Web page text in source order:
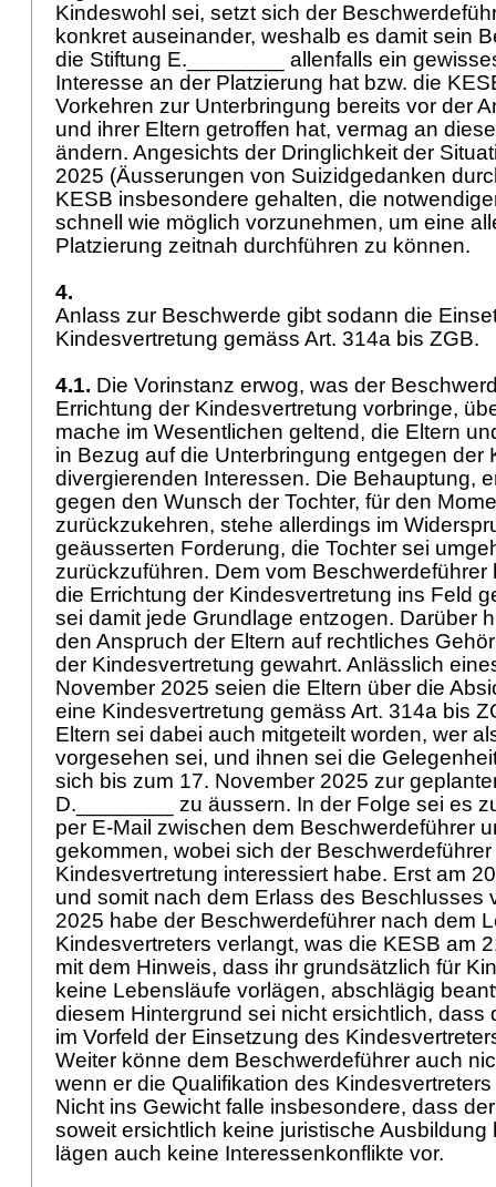
Kindeswohl sei, setzt sich der
konkret auseinander, weshalb es damit sein
die Stiftung E.________ allenfalls ein
Interesse an der Platzierung hat bzw. die
Vorkehren zur Unterbringung bereits vor der
und ihrer Eltern getroffen hat, vermag an
ändern. Angesichts der Dringlichkeit der
2025 (Äusserungen von Suizidgedanken
KESB insbesondere gehalten, die
schnell wie möglich vorzunehmen, um eine
Platzierung zeitnah durchführen zu können.
4.
Anlass zur Beschwerde gibt sodann die
Kindesvertretung gemäss Art. 314a bis ZGB.
4.1. Die Vorinstanz erwog, was der
Errichtung der Kindesvertretung vorbringe,
mache im Wesentlichen geltend, die Eltern
in Bezug auf die Unterbringung entgegen der
divergierenden Interessen. Die Behauptung,
gegen den Wunsch der Tochter, für den
zurückzukehren, stehe allerdings im
geäusserten Forderung, die Tochter sei
zurückzuführen. Dem vom
die Errichtung der Kindesvertretung ins Feld
sei damit jede Grundlage entzogen. Darüber
den Anspruch der Eltern auf rechtliches
der Kindesvertretung gewahrt. Anlässlich
November 2025 seien die Eltern über die
eine Kindesvertretung gemäss Art. 314a bis
Eltern sei dabei auch mitgeteilt worden, wer
vorgesehen sei, und ihnen sei die
sich bis zum 17. November 2025 zur
D.________ zu äussern. In der Folge sei es
per E-Mail zwischen dem Beschwerdeführer
gekommen, wobei sich der
Kindesvertretung interessiert habe. Erst am
und somit nach dem Erlass des Beschlusses
2025 habe der Beschwerdeführer nach dem
Kindesvertreters verlangt, was die KESB am
mit dem Hinweis, dass ihr grundsätzlich für
keine Lebensläufe vorlägen, abschlägig
diesem Hintergrund sei nicht ersichtlich, dass
im Vorfeld der Einsetzung des
Weiter könne dem Beschwerdeführer auch
wenn er die Qualifikation des
Nicht ins Gewicht falle insbesondere, dass
soweit ersichtlich keine juristische Ausbildung
lägen auch keine Interessenkonflikte vor.